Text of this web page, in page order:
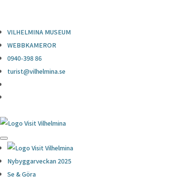
VILHELMINA MUSEUM
WEBBKAMEROR
0940-398 86
turist@vilhelmina.se
Nybyggarveckan 2025
Se & Göra